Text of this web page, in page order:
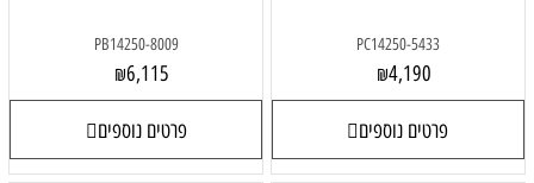
PC14250-5433
₪4,190
פרטים נוספים
PB14250-8009
₪6,115
פרטים נוספים